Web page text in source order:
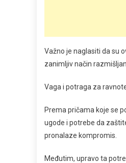
Važno je naglasiti da su
zanimljiv način
Vaga i potraga za
Prema pričama koje se
ugode i potrebe da
pronalaze kompromis.
Međutim, upravo ta